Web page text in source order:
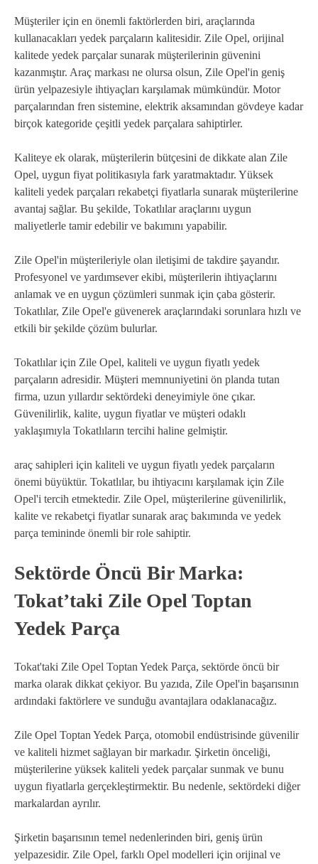
Müşteriler için en önemli faktörlerden biri, araçlarında
kullanacakları yedek parçaların kalitesidir. Zile Opel, orijinal
kalitede yedek parçalar sunarak müşterilerinin güvenini
kazanmıştır. Araç markası ne olursa olsun, Zile Opel'in geniş
ürün yelpazesiyle ihtiyaçları karşılamak mümkündür. Motor
parçalarından fren sistemine, elektrik aksamından gövdeye kadar
birçok kategoride çeşitli yedek parçalara sahiptirler.
Kaliteye ek olarak, müşterilerin bütçesini de dikkate alan Zile
Opel, uygun fiyat politikasıyla fark yaratmaktadır. Yüksek
kaliteli yedek parçaları rekabetçi fiyatlarla sunarak müşterilerine
avantaj sağlar. Bu şekilde, Tokatlılar araçlarını uygun
maliyetlerle tamir edebilir ve bakımını yapabilir.
Zile Opel'in müşterileriyle olan iletişimi de takdire şayandır.
Profesyonel ve yardımsever ekibi, müşterilerin ihtiyaçlarını
anlamak ve en uygun çözümleri sunmak için çaba gösterir.
Tokatlılar, Zile Opel'e güvenerek araçlarındaki sorunlara hızlı ve
etkili bir şekilde çözüm bulurlar.
Tokatlılar için Zile Opel, kaliteli ve uygun fiyatlı yedek
parçaların adresidir. Müşteri memnuniyetini ön planda tutan
firma, uzun yıllardır sektördeki deneyimiyle öne çıkar.
Güvenilirlik, kalite, uygun fiyatlar ve müşteri odaklı
yaklaşımıyla Tokatlıların tercihi haline gelmiştir.
araç sahipleri için kaliteli ve uygun fiyatlı yedek parçaların
önemi büyüktür. Tokatlılar, bu ihtiyacını karşılamak için Zile
Opel'i tercih etmektedir. Zile Opel, müşterilerine güvenilirlik,
kalite ve rekabetçi fiyatlar sunarak araç bakımında ve yedek
parça temininde önemli bir role sahiptir.
Sektörde Öncü Bir Marka:
Tokat’taki Zile Opel Toptan
Yedek Parça
Tokat'taki Zile Opel Toptan Yedek Parça, sektörde öncü bir
marka olarak dikkat çekiyor. Bu yazıda, Zile Opel'in başarısının
ardındaki faktörlere ve sunduğu avantajlara odaklanacağız.
Zile Opel Toptan Yedek Parça, otomobil endüstrisinde güvenilir
ve kaliteli hizmet sağlayan bir markadır. Şirketin önceliği,
müşterilerine yüksek kaliteli yedek parçalar sunmak ve bunu
uygun fiyatlarla gerçekleştirmektir. Bu nedenle, sektördeki diğer
markalardan ayrılır.
Şirketin başarısının temel nedenlerinden biri, geniş ürün
yelpazesidir. Zile Opel, farklı Opel modelleri için orijinal ve